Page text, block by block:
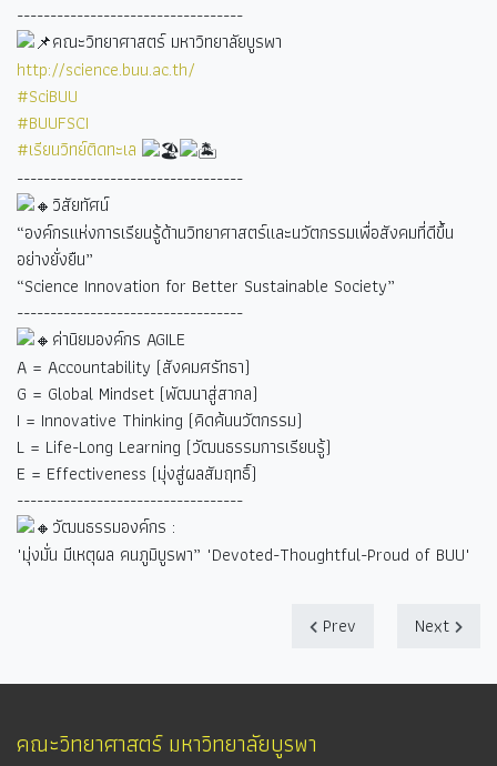
----------------------------------
คณะวิทยาศาสตร์ มหาวิทยาลัยบูรพา
http://science.buu.ac.th/
#SciBUU
#BUUFSCI
#เรียนวิทย์ติดทะเล
----------------------------------
วิสัยทัศน์
“องค์กรแห่งการเรียนรู้ด้านวิทยาศาสตร์และนวัตกรรมเพื่อสังคมที่ดีขึ้น
อย่างยั่งยืน”
“Science Innovation for Better Sustainable Society”
----------------------------------
ค่านิยมองค์กร AGILE
A = Accountability (สังคมศรัทธา)
G = Global Mindset (พัฒนาสู่สากล)
I = Innovative Thinking (คิดค้นนวัตกรรม)
L = Life-Long Learning (วัฒนธรรมการเรียนรู้)
E = Effectiveness (มุ่งสู่ผลสัมฤทธิ์)
----------------------------------
วัฒนธรรมองค์กร :
"มุ่งมั่น มีเหตุผล คนภูมิบูรพา” "Devoted-Thoughtful-Proud of BUU"
Prev Next
คณะวิทยาศาสตร์ มหาวิทยาลัยบูรพา